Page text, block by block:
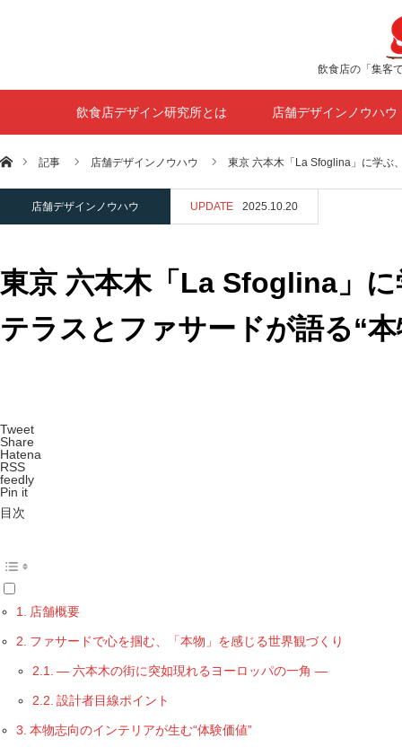
飲食店の「集客
飲食店デザイン研究所とは 店舗デザインノウハウ
ホーム記事 店舗デザインノウハウ 東京 六本木「La Sfoglina」に学ぶ
店舗デザインノウハウ UPDATE 2025.10.20
東京 六本木「La Sfoglina」
テラスとファサードが語る“
Tweet
Share
Hatena
RSS
feedly
Pin it
目次
店舗概要
ファサードで心を掴む、「本物」を感じる世界観づくり
― 六本木の街に突如現れるヨーロッパの一角 ―
設計者目線ポイント
本物志向のインテリアが生む“体験価値”